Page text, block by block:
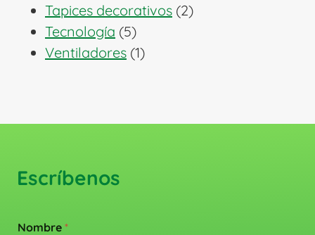
Tapices decorativos 22
Tecnología 55
productos
Ventiladores 11
Escríbenos
Nombre *